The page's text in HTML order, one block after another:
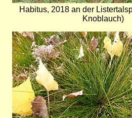
Habitus, 2018 an der
Knoblauch)
Bild